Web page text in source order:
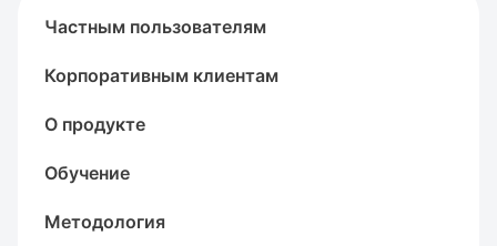
Частным пользователям
Корпоративным клиентам
О продукте
Обучение
Методология